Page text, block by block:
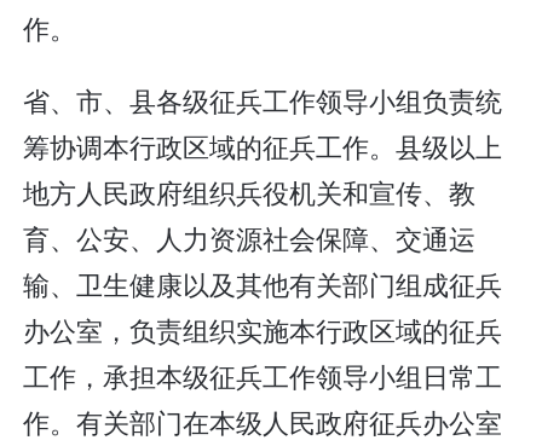
作。
省、市、县各级征兵工作领导小组负责统
筹协调本行政区域的征兵工作。县级以上
地方人民政府组织兵役机关和宣传、教
育、公安、人力资源社会保障、交通运
输、卫生健康以及其他有关部门组成征兵
办公室，负责组织实施本行政区域的征兵
工作，承担本级征兵工作领导小组日常工
作。有关部门在本级人民政府征兵办公室